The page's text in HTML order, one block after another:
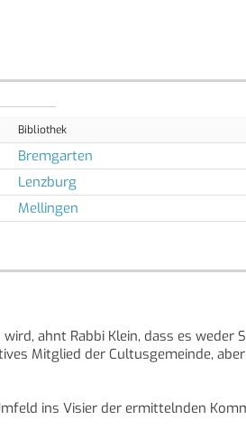
Bibliothek
Bremgarten
Lenzburg
Mellingen
ahnt Rabbi Klein, dass es weder
Mitglied der Cultusgemeinde,
ins Visier der ermittelnden
der Gemeinde etwas zu